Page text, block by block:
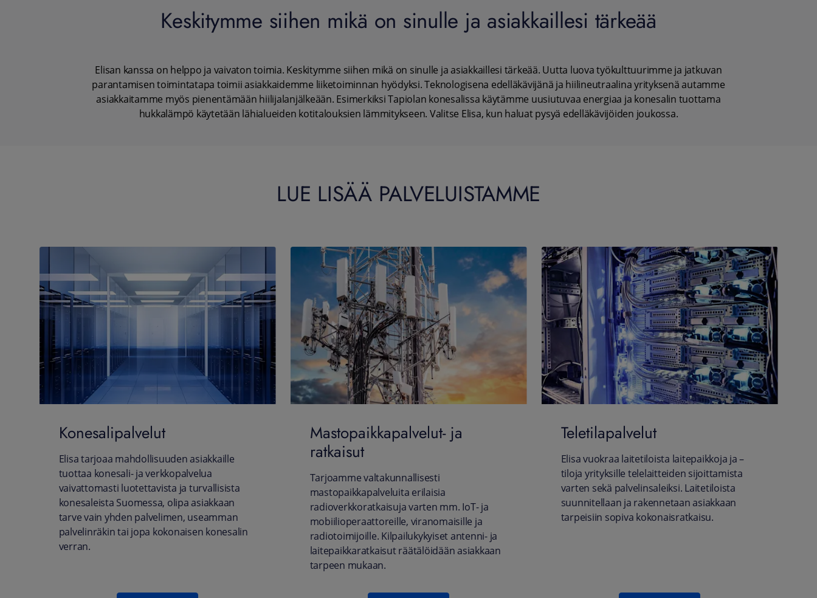
Keskitymme siihen mikä on sinulle ja asiakkaillesi tärkeää
Elisan kanssa on helppo ja vaivaton toimia. Keskitymme siihen mikä on sinulle ja asiakkaillesi tärkeää. Uutta luova työkulttuurimme ja jatkuvan
parantamisen toimintatapa toimii asiakkaidemme liiketoiminnan hyödyksi. Teknologisena edelläkävijänä ja hiilineutraalina yrityksenä autamme
asiakkaitamme myös pienentämään hiilijalanjälkeään. Esimerkiksi Tapiolan konesalissa käytämme uusiutuvaa energiaa ja konesalin tuottama
hukkalämpö käytetään lähialueiden kotitalouksien lämmitykseen. Valitse Elisa, kun haluat pysyä edelläkävijöiden joukossa.
LUE LISÄÄ PALVELUISTAMME
Konesalipalvelut
Elisa tarjoaa mahdollisuuden asiakkaille
tuottaa konesali- ja verkkopalvelua
vaivattomasti luotettavista ja turvallisista
konesaleista Suomessa, olipa asiakkaan
tarve vain yhden palvelimen, useamman
palvelinräkin tai jopa kokonaisen konesalin
verran.
Mastopaikkapalvelut- ja
ratkaisut
Tarjoamme valtakunnallisesti
mastopaikkapalveluita erilaisia
radioverkkoratkaisuja varten mm. IoT- ja
mobiilioperaattoreille, viranomaisille ja
radiotoimijoille. Kilpailukykyiset antenni- ja
laitepaikkaratkaisut räätälöidään asiakkaan
tarpeen mukaan.
Teletilapalvelut
Elisa vuokraa laitetiloista laitepaikkoja ja –
tiloja yrityksille telelaitteiden sijoittamista
varten sekä palvelinsaleiksi. Laitetiloista
suunnitellaan ja rakennetaan asiakkaan
tarpeisiin sopiva kokonaisratkaisu.